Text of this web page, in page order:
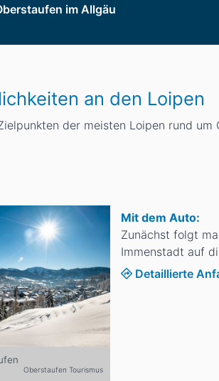
im Allgäu
an den Loipen
der meisten Loipen rund
Oberstaufen Tourismus
Mit dem Auto:
Zunächst folgt
Immenstadt auf
Detaillierte